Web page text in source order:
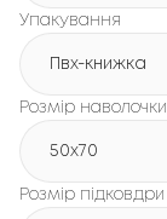
Упакування
Пвх-книжка
Розмір наволочки
50x70
Розмір підковдри